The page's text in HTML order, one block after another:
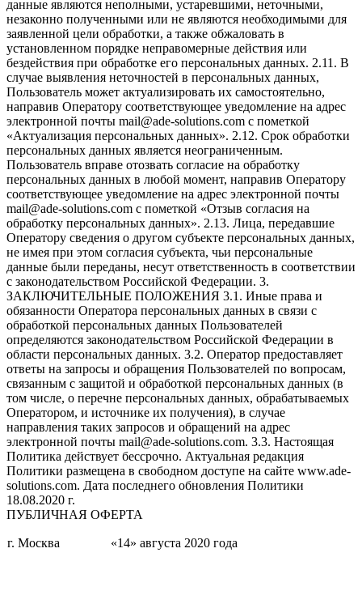
данные являются неполными, устаревшими, неточными,
незаконно полученными или не являются необходимыми для
заявленной цели обработки, а также обжаловать в
установленном порядке неправомерные действия или
бездействия при обработке его персональных данных. 2.11. В
случае выявления неточностей в персональных данных,
Пользователь может актуализировать их самостоятельно,
направив Оператору соответствующее уведомление на адрес
электронной почты mail@ade-solutions.com с пометкой
«Актуализация персональных данных». 2.12. Срок обработки
персональных данных является неограниченным.
Пользователь вправе отозвать согласие на обработку
персональных данных в любой момент, направив Оператору
соответствующее уведомление на адрес электронной почты
mail@ade-solutions.com с пометкой «Отзыв согласия на
обработку персональных данных». 2.13. Лица, передавшие
Оператору сведения о другом субъекте персональных данных,
не имея при этом согласия субъекта, чьи персональные
данные были переданы, несут ответственность в соответствии
с законодательством Российской Федерации. 3.
ЗАКЛЮЧИТЕЛЬНЫЕ ПОЛОЖЕНИЯ 3.1. Иные права и
обязанности Оператора персональных данных в связи с
обработкой персональных данных Пользователей
определяются законодательством Российской Федерации в
области персональных данных. 3.2. Оператор предоставляет
ответы на запросы и обращения Пользователей по вопросам,
связанным с защитой и обработкой персональных данных (в
том числе, о перечне персональных данных, обрабатываемых
Оператором, и источнике их получения), в случае
направления таких запросов и обращений на адрес
электронной почты mail@ade-solutions.com. 3.3. Настоящая
Политика действует бессрочно. Актуальная редакция
Политики размещена в свободном доступе на сайте www.ade-
solutions.com. Дата последнего обновления Политики
18.08.2020 г.
ПУБЛИЧНАЯ ОФЕРТА
г. Москва «14» августа 2020 года